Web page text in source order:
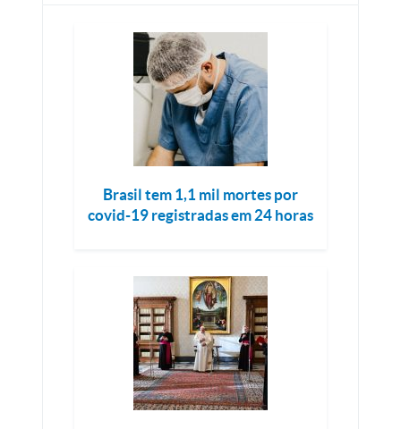
Brasil tem 1,1 mil mortes por
covid-19 registradas em 24 horas